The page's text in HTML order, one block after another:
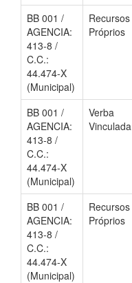
BB 001 /
AGENCIA:
413-8 /
C.C.:
44.474-X
(Municipal)
Recursos
Próprios
BB 001 /
AGENCIA:
413-8 /
C.C.:
44.474-X
(Municipal)
Verba
Vinculada
BB 001 /
AGENCIA:
413-8 /
C.C.:
44.474-X
(Municipal)
Recursos
Próprios